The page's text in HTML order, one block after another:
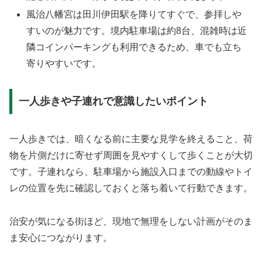
風治八幡宮は田川伊田駅を降りてすぐで、参拝しや
すいのが魅力です。境内駐車場は約8台、混雑時は近
隣コインパーキングも利用できるため、車でも立ち
寄りやすいです。
一人歩きや子連れで意識したいポイント
一人歩きでは、暗くなる前に主要な見学を終えること、荷
物を片側だけに寄せず周囲を見やすくして歩くことが大切
です。子連れなら、駐車場から施設入口までの動線やトイ
レの位置を先に確認しておくと落ち着いて行動できます。
治安が気になる街ほど、現地で無理をしない計画がそのま
ま安心につながります。